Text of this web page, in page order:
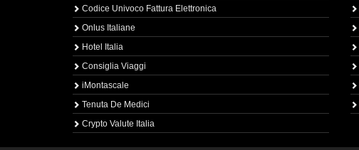
Codice Univoco Fattura Elettronica
Onlus Italiane
Hotel Italia
Consiglia Viaggi
iMontascale
Tenuta De Medici
Crypto Valute Italia